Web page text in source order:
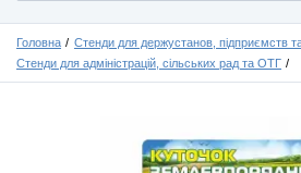
Головна
Стенди для держустанов, підприємств та
Стенди для адміністрацій, сільських рад та ОТГ